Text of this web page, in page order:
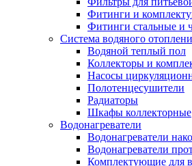
Фитинги и
Фитинги стальные и
Система водяного
Водяной теплый пол
Коллекторы и
Насосы
Полотенцесушители
Радиаторы
Шкафы коллекторные
Водонагреватели
Водонагреватели
Водонагреватели
Комплектующие для